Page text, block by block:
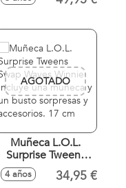
Edition Mod
Twist Queen)
AGOTADO
Muñeca L.O.L.
Surprise Tweens
Swap Waves
Winnie. Incluye una
4 años 34,95 €